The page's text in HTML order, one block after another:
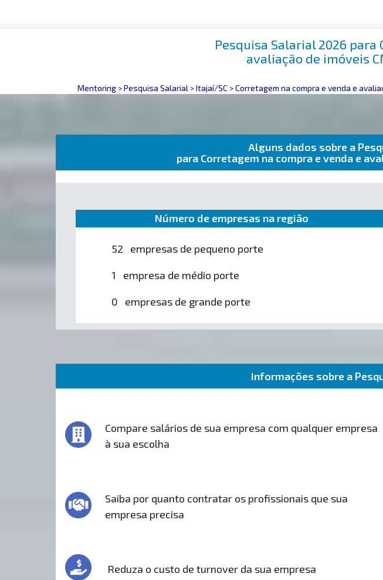
Pesquisa Salarial 2026
avaliação de imóveis
Mentoring >Pesquisa Salarial >Itajaí/SC >Corretagem na compra e venda e
Alguns dados sobre a
para Corretagem na compra e venda e
Número de empresas na região
52 empresas de pequeno porte
1 empresa de médio porte
0 empresas de grande porte
Informações sobre a
Compare salários de sua empresa com qualquer empresa
à sua escolha
Saiba por quanto contratar os profissionais que sua
empresa precisa
Reduza o custo de turnover da sua empresa